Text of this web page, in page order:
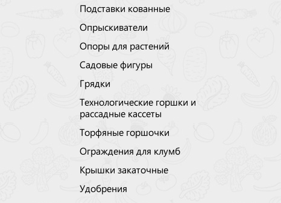
Подставки кованные
Опрыскиватели
Опоры для растений
Садовые фигуры
Грядки
Технологические горшки и
рассадные кассеты
Торфяные горшочки
Ограждения для клумб
Крышки закаточные
Удобрения